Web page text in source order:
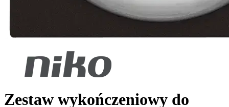
Zestaw wykończeniowy do